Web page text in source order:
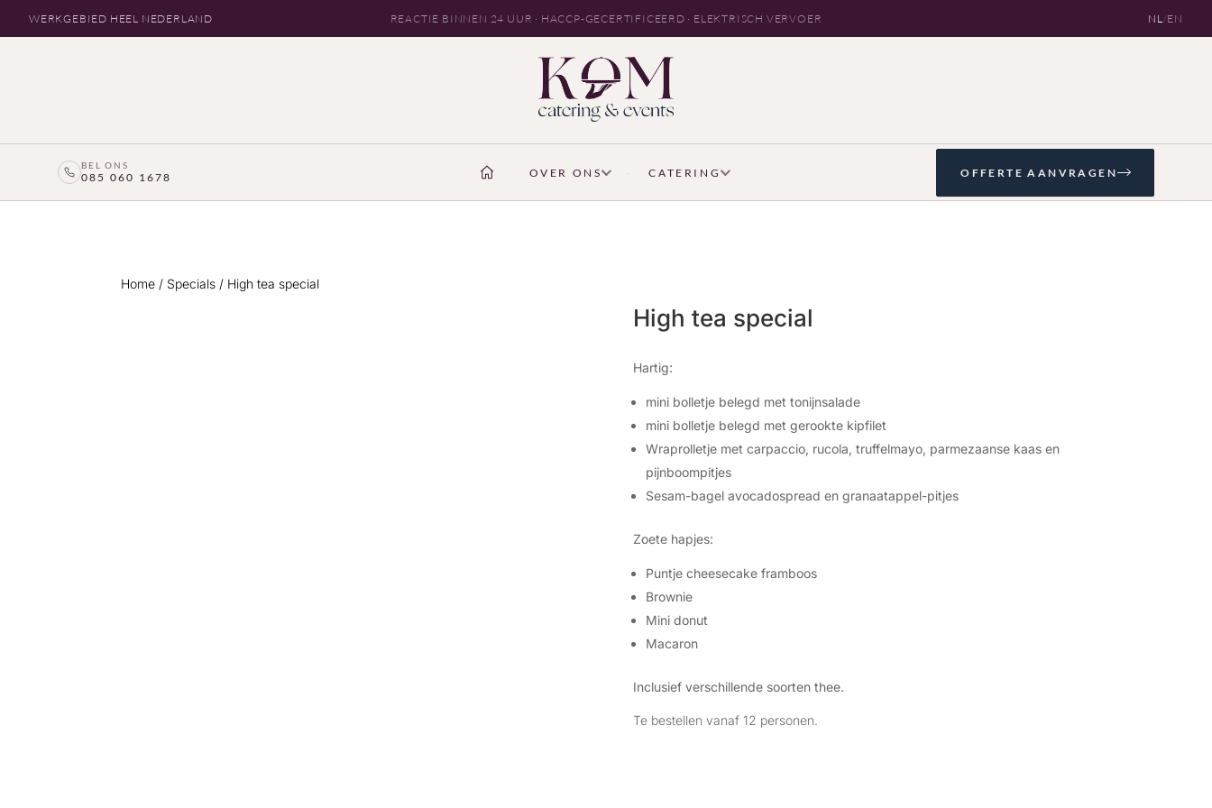
WERKGEBIED HEEL NEDERLAND REACTIE BINNEN 24 UUR · HACCP-GECERTIFICEERD · ELEKTRISCH VERVOER NL/EN
BEL ONS
085 060 1678 OVER ONS CATERING OFFERTE AANVRAGEN
Home / Specials / High tea special
High tea special
Hartig:
mini bolletje belegd met tonijnsalade
mini bolletje belegd met gerookte kipfilet
Wraprolletje met carpaccio, rucola, truffelmayo, parmezaanse kaas en
pijnboompitjes
Sesam-bagel avocadospread en granaatappel-pitjes
Zoete hapjes:
Puntje cheesecake framboos
Brownie
Mini donut
Macaron
Inclusief verschillende soorten thee.
Te bestellen vanaf 12 personen.